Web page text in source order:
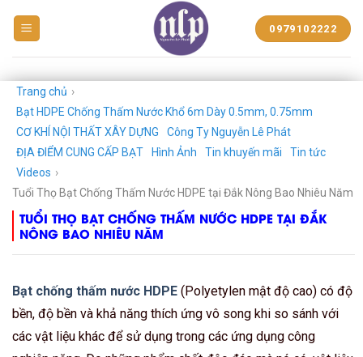
NHỰA
PHÁT
0979102222
Trang chủ ›
Bạt HDPE Chống Thấm Nước Khổ 6m Dày 0.5mm, 0.75mm
CƠ KHÍ NỘI THẤT XÂY DỰNG
Công Ty Nguyễn Lê Phát
ĐỊA ĐIỂM CUNG CẤP BẠT
Hình Ảnh Tin khuyến mãi
Tin tức
Videos ›
Tuổi Thọ Bạt Chống Thấm Nước HDPE tại Đắk Nông Bao Nhiêu Năm
TUỔI THỌ BẠT CHỐNG THẤM NƯỚC HDPE TẠI ĐẮK
NÔNG BAO NHIÊU NĂM
Bạt chống thấm nước HDPE (Polyetylen mật độ cao) có độ
bền, độ bền và khả năng thích ứng vô song khi so sánh với
các vật liệu khác để sử dụng trong các ứng dụng công